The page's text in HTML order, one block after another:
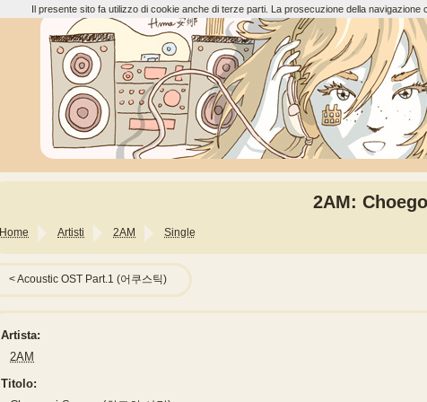
2AM:
Home Artisti 2AM Single
Acoustic OST Part.1 (어쿠스틱)
Artista:
2AM
Titolo:
Il presente sito fa utilizzo di cookie anche di terze parti. La prosecuzione della navigazione